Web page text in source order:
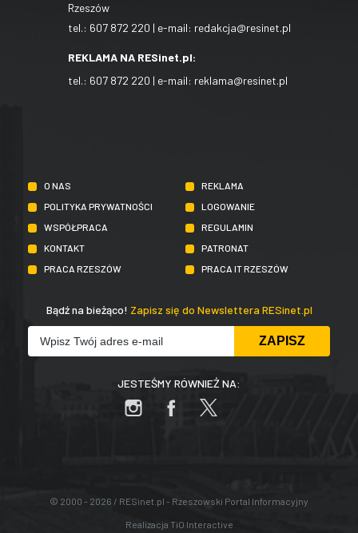
Rzeszów
tel.: 607 872 220 | e-mail: redakcja@resinet.pl
REKLAMA NA RESinet.pl:
tel.: 607 872 220 | e-mail: reklama@resinet.pl
O NAS
REKLAMA
POLITYKA PRYWATNOŚCI
LOGOWANIE
WSPÓŁPRACA
REGULAMIN
KONTAKT
PATRONAT
PRACA RZESZÓW
PRACA IT RZESZÓW
Bądź na bieżąco! Zapisz się do Newslettera RESinet.pl
JESTEŚMY RÓWNIEŻ NA:
© 2000 - 2026 / RESinet.pl - Rzeszowski Portal Informacyjny
Realizacja TiO Interactive